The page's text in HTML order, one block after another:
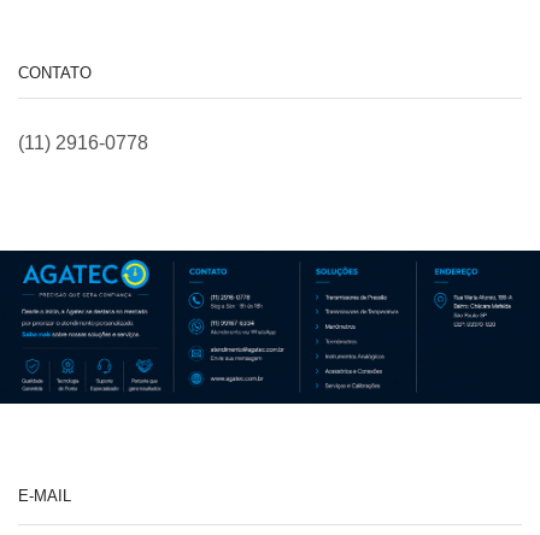
CONTATO
(11) 2916-0778
E-MAIL